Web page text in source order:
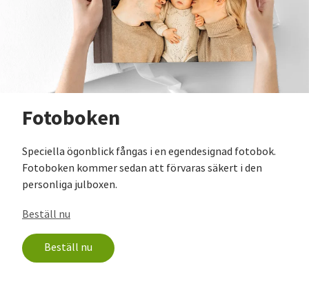
Fotoboken
Speciella ögonblick fångas i en egendesignad fotobok.
Fotoboken kommer sedan att förvaras säkert i den
personliga julboxen.
Beställ nu
Beställ nu